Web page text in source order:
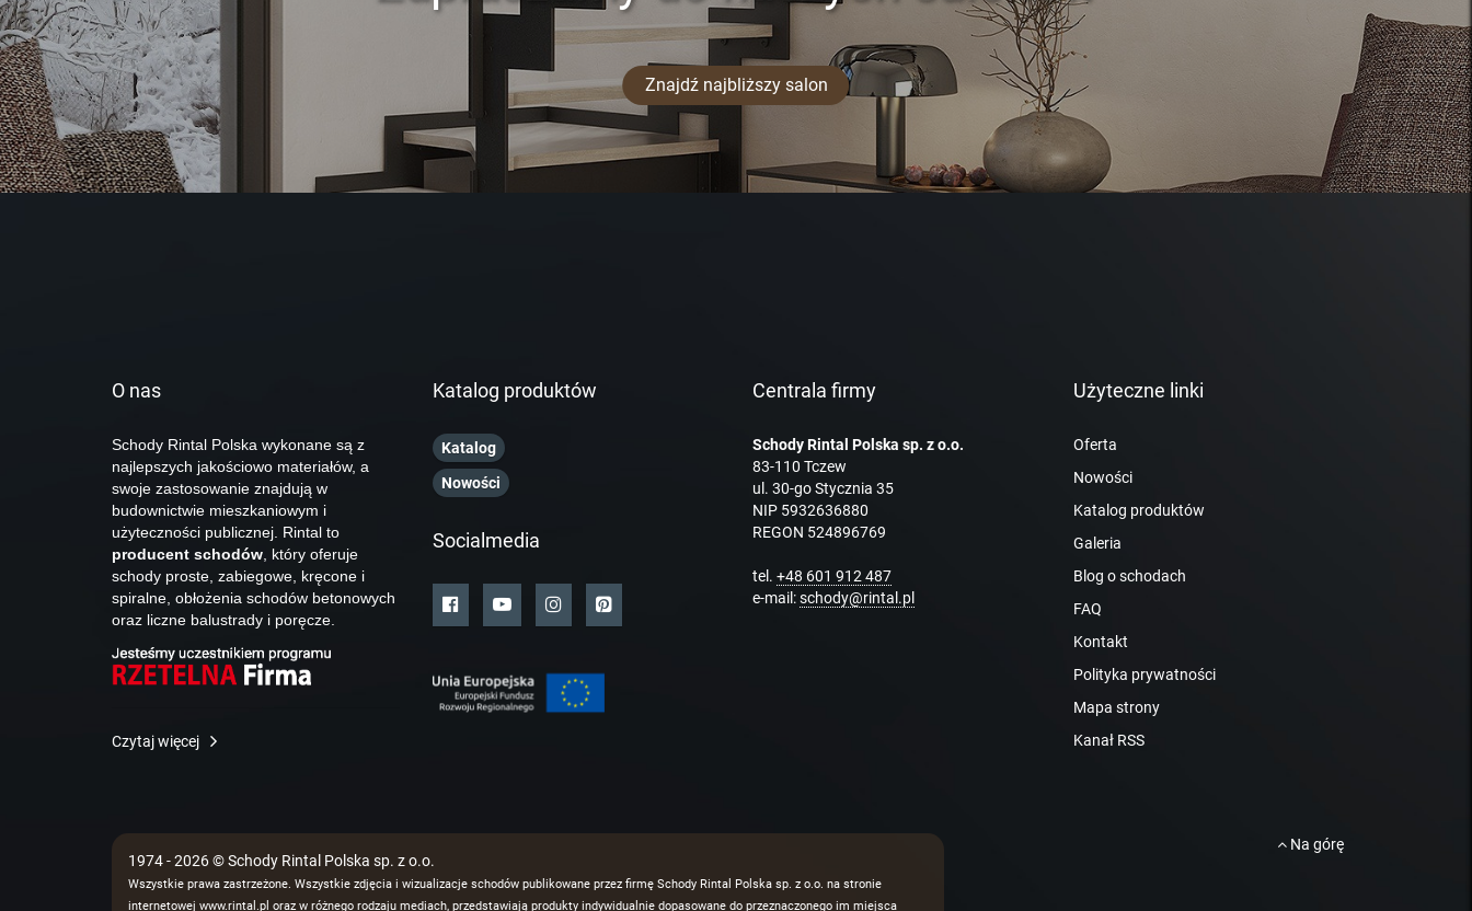
Znajdź najbliższy salon
O nas
Schody Rintal Polska wykonane są z
najlepszych jakościowo materiałów, a
swoje zastosowanie znajdują w
budownictwie mieszkaniowym i
użyteczności publicznej. Rintal to
producent schodów , który oferuje
schody proste, zabiegowe, kręcone i
spiralne, obłożenia schodów betonowych
oraz liczne balustrady i poręcze.
Czytaj więcej
Katalog produktów
Katalog
Nowości
Socialmedia
Centrala firmy
Schody Rintal Polska sp. z o.o.
83-110 Tczew
ul. 30-go Stycznia 35
NIP 5932636880
REGON 524896769
tel. +48 601 912 487
e-mail:schody@rintal.pl
Użyteczne linki
Oferta
Nowości
Katalog produktów
Galeria
Blog o schodach
FAQ
Kontakt
Polityka prywatności
Mapa strony
Kanał RSS
1974 - 2026 © Schody Rintal Polska sp. z o.o.
Wszystkie prawa zastrzeżone. Wszystkie zdjęcia i wizualizacje schodów publikowane przez firmę Schody Rintal Polska sp. z o.o. na stronie
internetowej www.rintal.pl oraz w różnego rodzaju mediach, przedstawiają produkty indywidualnie dopasowane do przeznaczonego im miejsca
Na górę